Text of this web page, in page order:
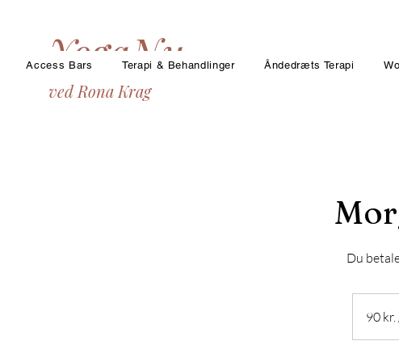
YogaNu
ved Rona Krag
Access Bars Terapi & Behandlinger Åndedræts Terapi
Du
90